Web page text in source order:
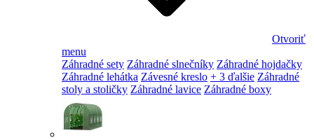
Otvoriť
menu
Záhradné sety Záhradné slnečníky Záhradné hojdačky
Záhradné lehátka Závesné kreslo + 3 ďalšie Záhradné
stoly a stoličky Záhradné lavice Záhradné boxy